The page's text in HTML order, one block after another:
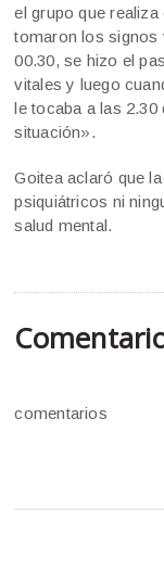
el grupo que
tomaron los signos
00.30, se hizo el
vitales y luego
le tocaba a las 2.30
situación».
Goitea aclaró que
psiquiátricos ni
salud mental.
comentarios